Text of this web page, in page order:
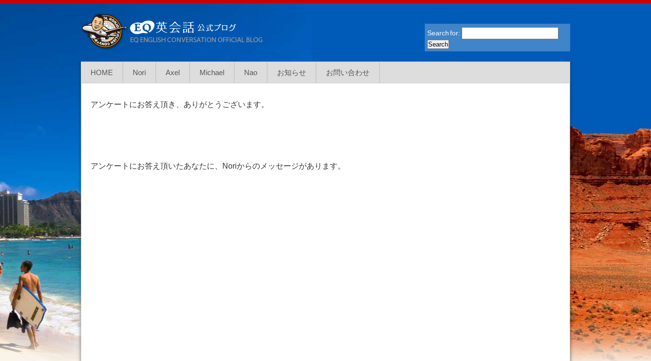
Search for:
HOME Nori Axel Michael Nao お知らせ お問い合わせ
アンケートにお答え頂き、ありがとうございます。
アンケートにお答え頂いたあなたに、Noriからのメッセージがあります。